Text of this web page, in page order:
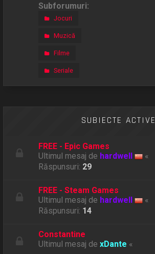
Subforumuri:
Jocuri
Muzică
Filme
Seriale
SUBIECTE ACTIVE
FREE - Epic Games
Ultimul mesaj de hardwell
«
Răspunsuri: 29
FREE - Steam Games
Ultimul mesaj de hardwell
«
Răspunsuri: 14
Constantine
Ultimul mesaj dexDante «